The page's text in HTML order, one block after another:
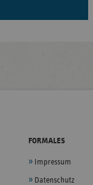
FORMALES
Impressum
Datenschutz